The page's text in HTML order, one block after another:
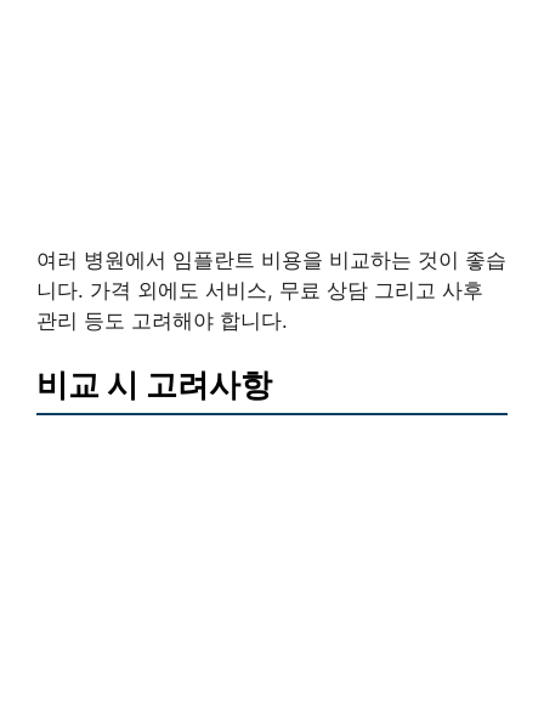
여러 병원에서 임플란트 비용을 비교하는 것이 좋습
니다. 가격 외에도 서비스, 무료 상담 그리고 사후
관리 등도 고려해야 합니다.
비교 시 고려사항